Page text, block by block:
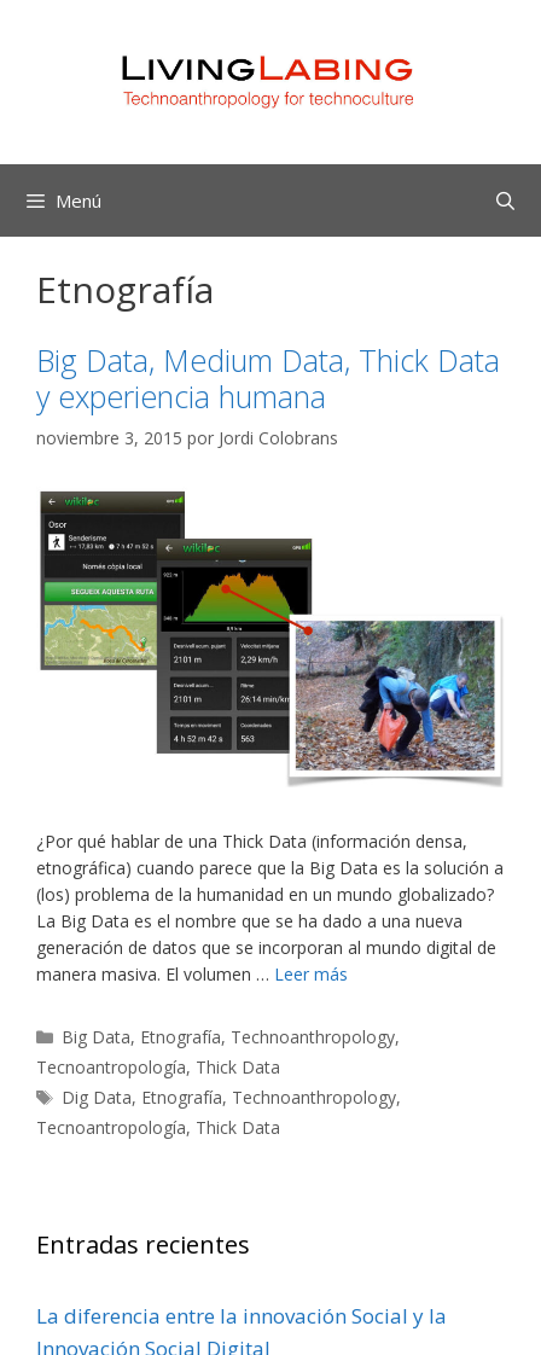
Menú
Etnografía
Big Data, Medium Data, Thick Data
y experiencia humana
noviembre 3, 2015 por Jordi Colobrans
¿Por qué hablar de una Thick Data (información densa,
etnográfica) cuando parece que la Big Data es la solución a
(los) problema de la humanidad en un mundo globalizado?
La Big Data es el nombre que se ha dado a una nueva
generación de datos que se incorporan al mundo digital de
manera masiva. El volumen … Leer más
Categorías
Big Data, Etnografía, Technoanthropology,
Tecnoantropología, Thick Data
Etiquetas
Dig Data, Etnografía, Technoanthropology,
Tecnoantropología, Thick Data
Entradas recientes
La diferencia entre la innovación Social y la
Innovación Social Digital